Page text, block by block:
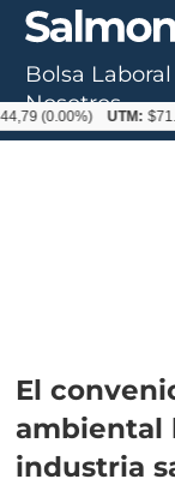
El
ambiental
industria
Bolsa Laboral
Nosotros
UTM: $71.649